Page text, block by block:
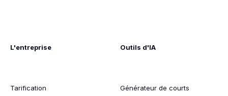
L'entreprise
Tarification
Outils d'IA
Générateur de courts